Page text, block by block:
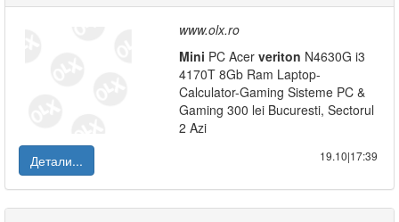
www.olx.ro
Mini PC Acer veriton N4630G i3
4170T 8Gb Ram Laptop-
Calculator-Gaming Sisteme PC &
Gaming 300 lei Bucuresti, Sectorul
2 Azi
Детали...
19.10|17:39